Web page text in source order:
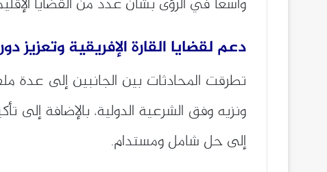
دعم لقضايا القارة الإفريقية وتعزيز
تطرقت المحادثات بين الجانبين إلى عدة
ونزيه وفق الشرعية الدولية، بالإضافة
إلى حل شامل ومستدام.